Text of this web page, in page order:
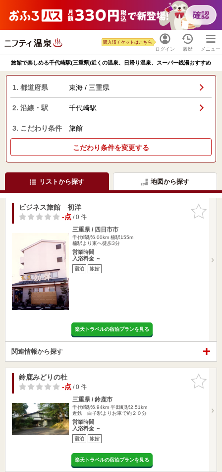
ログイン
購入済チケットはこちら
履歴 メニュー
旅館で楽しめる千代崎駅(三重県)近くの温泉、日帰り温泉、スーパー銭湯おすすめ
1. 都道府県 東海 / 三重県
2. 沿線・駅 千代崎駅
3. こだわり条件 旅館
こだわり条件を変更する
リストから探す 地図から探す
お気に入
りに追加
ビジネス旅館 初洋
-点/ 0 件
三重県 / 四日市市
千代崎駅6.00km 楠駅155m
楠駅より東へ徒歩3分
営業時間
入浴料金 ～
宿泊 旅館
楽天トラベルの宿泊プランを見る
関連情報から探す
お気に入
りに追加
鈴鹿みどりの杜
-点/ 0 件
三重県 / 鈴鹿市
千代崎駅6.94km 平田町駅2.51km
近鉄 白子駅よりお車で約２０分
営業時間
入浴料金 ～
宿泊 旅館
楽天トラベルの宿泊プランを見る